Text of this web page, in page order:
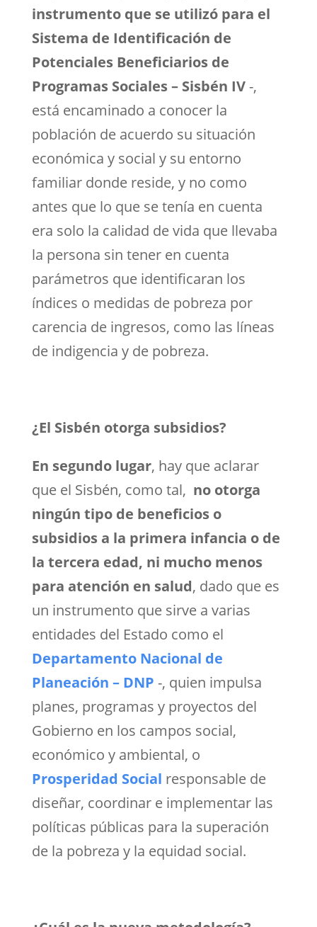
instrumento que se utilizó para el
Sistema de Identificación de
Potenciales Beneficiarios de
Programas Sociales – Sisbén IV-,
está encaminado a conocer la
población de acuerdo su situación
económica y social y su entorno
familiar donde reside, y no como
antes que lo que se tenía en cuenta
era solo la calidad de vida que llevaba
la persona sin tener en cuenta
parámetros que identificaran los
índices o medidas de pobreza por
carencia de ingresos, como las líneas
de indigencia y de pobreza.
¿El Sisbén otorga subsidios?
En segundo lugar, hay que aclarar
que el Sisbén, como tal, no otorga
ningún tipo de beneficios o
subsidios a la primera infancia o de
la tercera edad, ni mucho menos
para atención en salud, dado que es
un instrumento que sirve a varias
entidades del Estado como el
Departamento Nacional de
Planeación – DNP -, quien impulsa
planes, programas y proyectos del
Gobierno en los campos social,
económico y ambiental, o
Prosperidad Social responsable de
diseñar, coordinar e implementar las
políticas públicas para la superación
de la pobreza y la equidad social.